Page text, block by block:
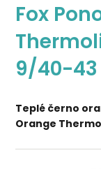
Fox
9/40-43
Teplé černo
Orange